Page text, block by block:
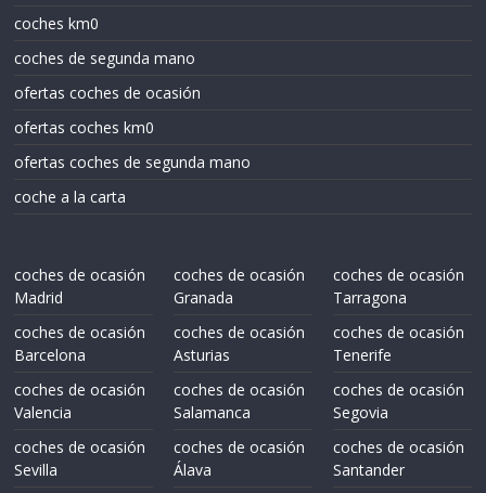
coches km0
coches de segunda mano
ofertas coches de ocasión
ofertas coches km0
ofertas coches de segunda mano
coche a la carta
coches de ocasión
Madrid
coches de ocasión
Barcelona
coches de ocasión
Valencia
coches de ocasión
Sevilla
coches de ocasión
Granada
coches de ocasión
Asturias
coches de ocasión
Salamanca
coches de ocasión
Álava
coches de ocasión
Tarragona
coches de ocasión
Tenerife
coches de ocasión
Segovia
coches de ocasión
Santander